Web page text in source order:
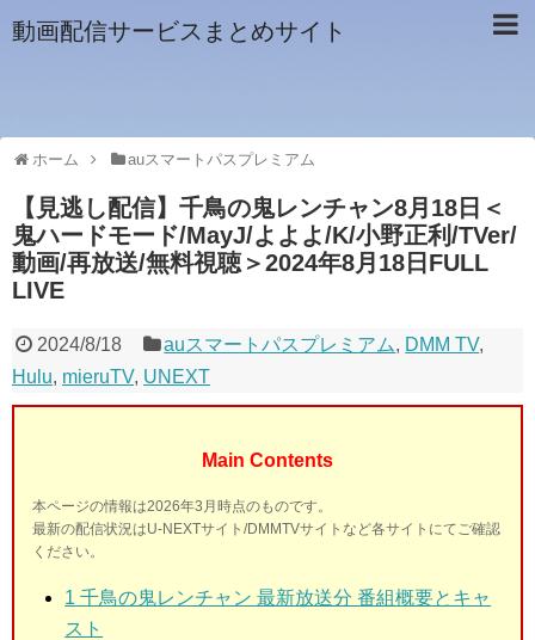
動画配信サービスまとめサイト
ホーム auスマートパスプレミアム
【見逃し配信】千鳥の鬼レンチャン8月18日＜
鬼ハードモード/MayJ/よよよ/K/小野正利/TVer/
動画/再放送/無料視聴＞2024年8月18日FULL
LIVE
2024/8/18 auスマートパスプレミアム, DMM TV,
Hulu, mieruTV, UNEXT
Main Contents
本ページの情報は2026年3月時点のものです。
最新の配信状況はU-NEXTサイト/DMMTVサイトなど各サイトにてご確認
ください。
1 千鳥の鬼レンチャン 最新放送分 番組概要とキャ
スト